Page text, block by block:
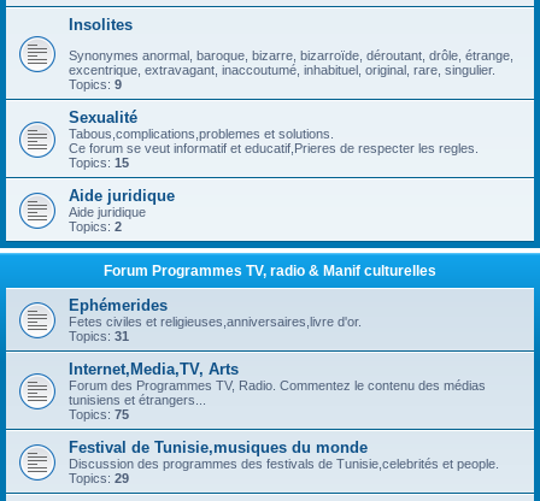
Insolites
Synonymes anormal, baroque, bizarre, bizarroïde, déroutant, drôle, étrange,
excentrique, extravagant, inaccoutumé, inhabituel, original, rare, singulier.
Topics: 9
Sexualité
Tabous,complications,problemes et solutions.
Ce forum se veut informatif et educatif,Prieres de respecter les regles.
Topics: 15
Aide juridique
Aide juridique
Topics: 2
Forum Programmes TV, radio & Manif culturelles
Ephémerides
Fetes civiles et religieuses,anniversaires,livre d'or.
Topics: 31
Internet,Media,TV, Arts
Forum des Programmes TV, Radio. Commentez le contenu des médias
tunisiens et étrangers...
Topics: 75
Festival de Tunisie,musiques du monde
Discussion des programmes des festivals de Tunisie,celebrités et people.
Topics: 29